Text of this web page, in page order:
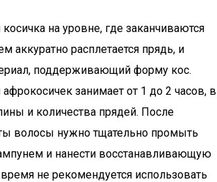
косичка на уровне, где заканчиваются
аккуратно расплетается прядь, и
поддерживающий форму кос.
занимает от 1 до 2 часов, в
и количества прядей. После
волосы нужно тщательно промыть
и нанести восстанавливающую
не рекомендуется использовать